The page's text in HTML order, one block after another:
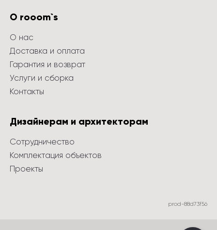
О rooom`s
О нас
Доставка и оплата
Гарантия и возврат
Услуги и сборка
Контакты
Дизайнерам и архитекторам
Сотрудничество
Комплектация объектов
Проекты
prod-88d73f56